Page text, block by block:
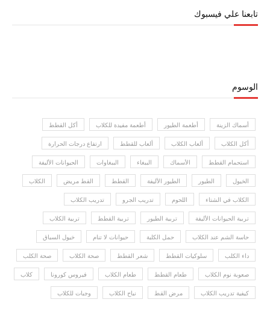
تابعنا علي فيسبوك
الوسوم
أسماك الزينة أطعمة الطيور أطعمة مفيدة للكلاب أكل القطط
أكل الكلاب ألعاب الكلاب ألعاب للقطط ارتفاع درجات الحرارة
استحمام القطط الأسماك الببغاء الببغاوات الحيوانات الأليفة
الخيول الطيور الطيور الأليفة القطط القط مريض الكلاب
الكلاب في الشتاء اللحوم تدريب الجرو تدريب الكلاب
تربية الحيوانات الأليفة تربية الطيور تربية القطط تربية الكلاب
حاسة الشم عند الكلاب حمل الكلبة حيوانات لا تنام خيول السباق
داء الكلب سلوكيات القطط شعر القطط صحة الكلاب صحة الكلب
صعوبة نوم الكلاب طعام القطط طعام الكلاب فيروس كورونا كلاب
كيفية تدريب الكلاب مرض القط نباح الكلاب وجبات للكلاب